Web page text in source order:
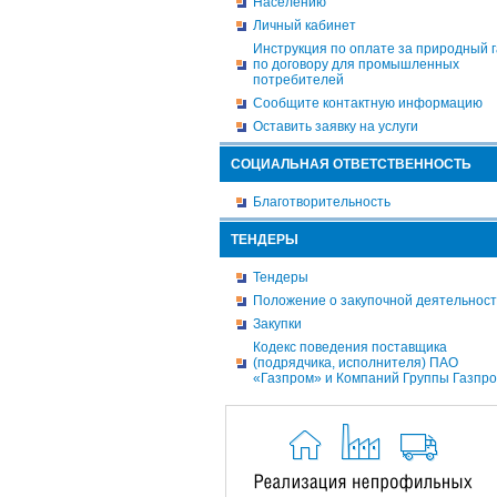
Личный кабинет
Инструкция по оплате за природный
по договору для промышленных
потребителей
Сообщите контактную информацию
Оставить заявку на услуги
СОЦИАЛЬНАЯ ОТВЕТСТВЕННОСТЬ
Благотворительность
ТЕНДЕРЫ
Тендеры
Положение о закупочной
Закупки
Кодекс поведения поставщика
(подрядчика, исполнителя) ПАО
«Газпром» и Компаний Группы